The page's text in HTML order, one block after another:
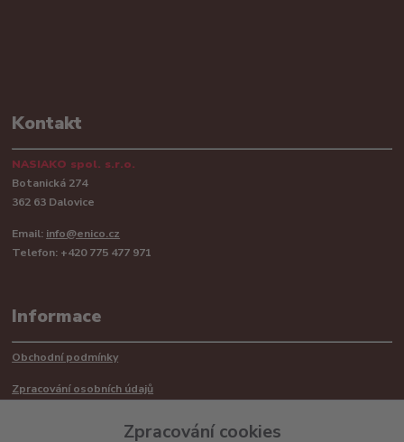
Kontakt
NASIAKO spol. s.r.o.
Botanická 274
362 63 Dalovice
Email: info@enico.cz
Telefon: +420 775 477 971
Informace
Obchodní podmínky
Zpracování osobních údajů
Zpracování cookies